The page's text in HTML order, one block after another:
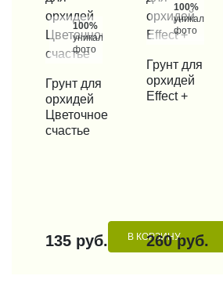
100%
уникальные
фото
КУПИТЬ В 1 КЛИК
Грунт для
орхидей
Цветочное
счастье
135 руб. В КОРЗИНУ
100%
уникальные
фото
КУПИТЬ В 1 КЛИК
Грунт для
орхидей
Effect +
260 руб.